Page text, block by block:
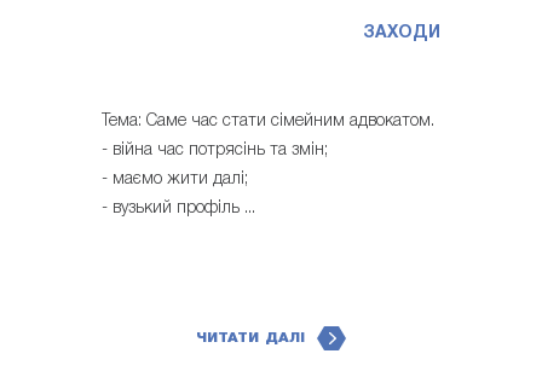
ЗАХОДИ
Тема: Саме час стати сімейним адвокатом.
- війна час потрясінь та змін;
- маємо жити далі;
- вузький профіль ...
ЧИТАТИ ДАЛІ